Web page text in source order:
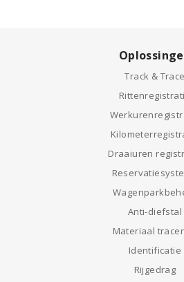
Track & Trace
Draaiuren
Anti-diefstal
Materiaal
Identificatie
Rijgedrag